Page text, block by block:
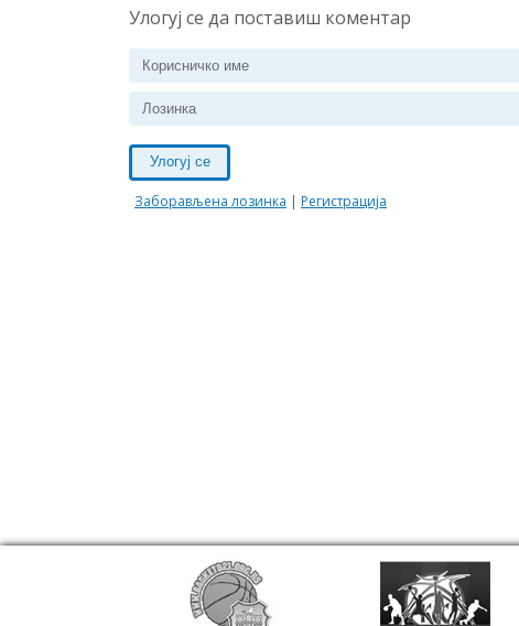
Улогуј се да поставиш коментар
Улогуј се
Заборављена лозинка | Регистрација